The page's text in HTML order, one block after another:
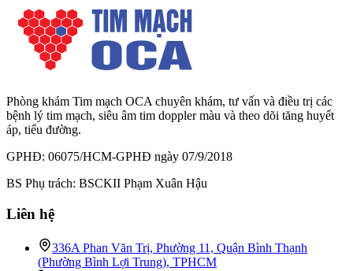
Phòng khám Tim mạch OCA chuyên khám, tư vấn và điều trị các
bệnh lý tim mạch, siêu âm tim doppler màu và theo dõi tăng huyết
áp, tiểu đường.
GPHĐ: 06075/HCM-GPHĐ ngày 07/9/2018
BS Phụ trách: BSCKII Phạm Xuân Hậu
Liên hệ
336A Phan Văn Trị, Phường 11, Quận Bình Thạnh
(Phường Bình Lợi Trung), TPHCM